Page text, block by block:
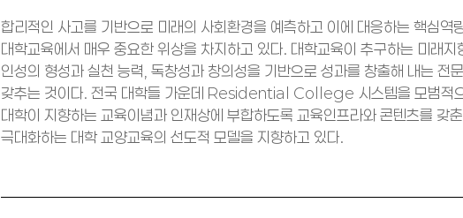
합리적인 사고를 기반으로 미래의 사회환경을 예측하고 이에 대응하는 핵심
대학교육에서 매우 중요한 위상을 차지하고 있다. 대학교육이 추구하는 미래
인성의 형성과 실천 능력, 독창성과 창의성을 기반으로 성과를 창출해 내는 전
갖추는 것이다. 전국 대학들 가운데 Residential College 시스템을 모범적
대학이 지향하는 교육이념과 인재상에 부합하도록 교육인프라와 콘텐츠를
극대화하는 대학 교양교육의 선도적 모델을 지향하고 있다.